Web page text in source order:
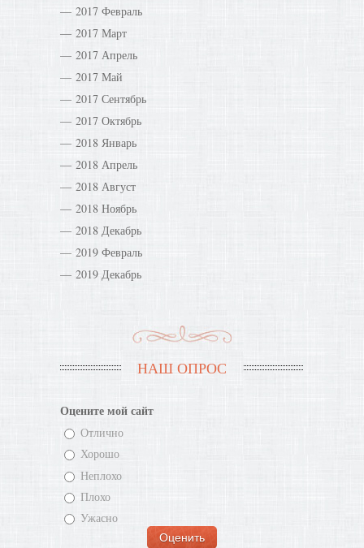
2017 Февраль
2017 Март
2017 Апрель
2017 Май
2017 Сентябрь
2017 Октябрь
2018 Январь
2018 Апрель
2018 Август
2018 Ноябрь
2018 Декабрь
2019 Февраль
2019 Декабрь
НАШ ОПРОС
Оцените мой сайт
Отлично
Хорошо
Неплохо
Плохо
Ужасно